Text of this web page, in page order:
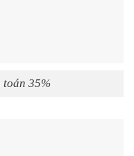
toán 35%